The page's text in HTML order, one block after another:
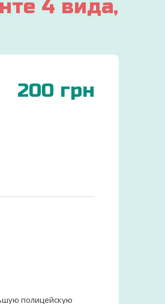
4 вида,
200 грн
полицейскую